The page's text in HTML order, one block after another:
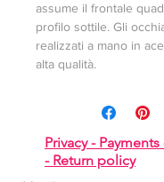
assume il frontale
profilo sottile. Gli
realizzati a mano in
alta qualità.
Privacy - Payments
- Return policy